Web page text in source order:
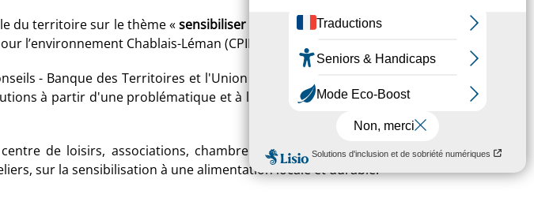
du territoire sur le thème «sensibiliser au bien manger local et
l’environnement Chablais-Léman (CPIE).
- Banque des Territoires et l'Union Nationale des CPIE, qui
à partir d'une problématique et à les mettre en action sur
de loisirs, associations, chambre d’agriculture…) a ainsi
sur la sensibilisation à une alimentation locale et durable.